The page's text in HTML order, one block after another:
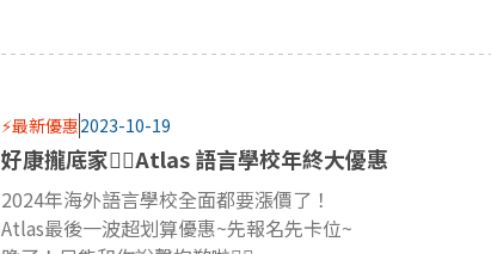
⚡最新優惠2023-10-19
好康攏底家💁‍♀️Atlas 語言學校年終大優惠
2024年海外語言學校全面都要漲價了！
Atlas最後一波超划算優惠~先報名先卡位~